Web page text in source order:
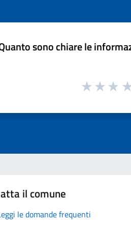
sono chiare le
il comune
le domande frequenti